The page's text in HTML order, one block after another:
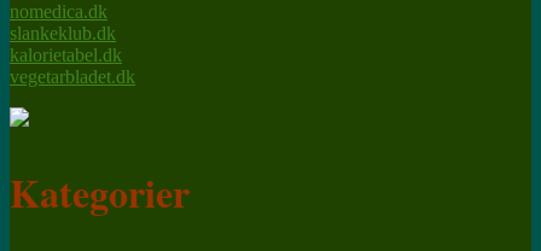
nomedica.dk
slankeklub.dk
kalorietabel.dk
vegetarbladet.dk
Kategorier